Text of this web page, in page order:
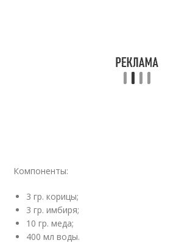
Компоненты:
3 гр. корицы;
3 гр. имбиря;
10 гр. меда;
400 мл воды.